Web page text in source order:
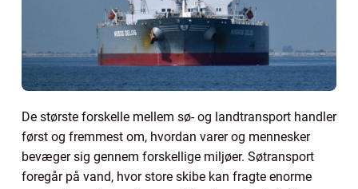
De største forskelle mellem sø- og landtransport handler
først og fremmest om, hvordan varer og mennesker
bevæger sig gennem forskellige miljøer. Søtransport
foregår på vand, hvor store skibe kan fragte enorme